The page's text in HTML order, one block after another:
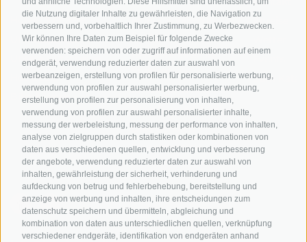
die Nutzung digitaler Inhalte zu gewährleisten, die Navigation zu
verbessern und, vorbehaltlich Ihrer Zustimmung, zu Werbezwecken.
Wir können Ihre Daten zum Beispiel für folgende Zwecke
verwenden: speichern von oder zugriff auf informationen auf einem
endgerät, verwendung reduzierter daten zur auswahl von
werbeanzeigen, erstellung von profilen für personalisierte werbung,
verwendung von profilen zur auswahl personalisierter werbung,
erstellung von profilen zur personalisierung von inhalten,
verwendung von profilen zur auswahl personalisierter inhalte,
messung der werbeleistung, messung der performance von inhalten,
analyse von zielgruppen durch statistiken oder kombinationen von
daten aus verschiedenen quellen, entwicklung und verbesserung
der angebote, verwendung reduzierter daten zur auswahl von
inhalten, gewährleistung der sicherheit, verhinderung und
aufdeckung von betrug und fehlerbehebung, bereitstellung und
anzeige von werbung und inhalten, ihre entscheidungen zum
datenschutz speichern und übermitteln, abgleichung und
kombination von daten aus unterschiedlichen quellen, verknüpfung
verschiedener endgeräte, identifikation von endgeräten anhand
Hotels & Pakete
Urlaubspakete
Unsere Gutscheine
Hot Deals
Bike & Work
Mountainbiken in
Südtirol
Rennradfahren in
Südtirol
Radwege in Südtirol
Bikeshops & Verleihe
Bike-Schulen
Tourenzentrale
Anreise
Zum